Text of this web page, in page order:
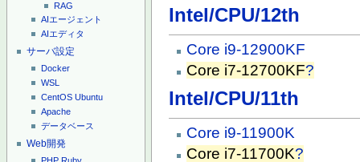
RAG
AIエージェント
AIエディタ
サーバ設定
Docker
WSL
CentOS Ubuntu
Apache
データベース
Web開発
Intel/CPU/12th
Core i9-12900KF
Core i7-12700KF?
Intel/CPU/11th
Core i9-11900K
Core i7-11700K?